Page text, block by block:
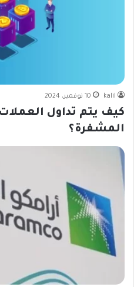
kalil 10 نوفمبر، 2024
كيف يتم تداول
المشفرة؟